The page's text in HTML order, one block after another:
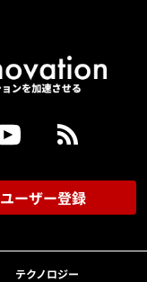
ユーザー登録
テクノロジー